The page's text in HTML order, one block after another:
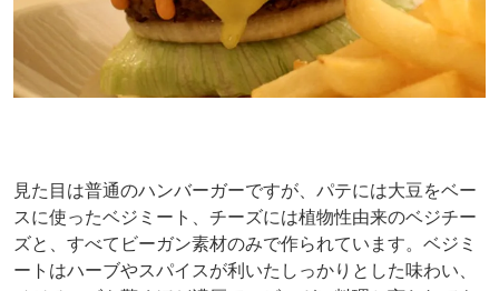
見た目は普通のハンバーガーですが、パテには大豆をベー
スに使ったベジミート、チーズには植物性由来のベジチー
ズと、すべてビーガン素材のみで作られています。ベジミ
ートはハーブやスパイスが利いたしっかりとした味わい、